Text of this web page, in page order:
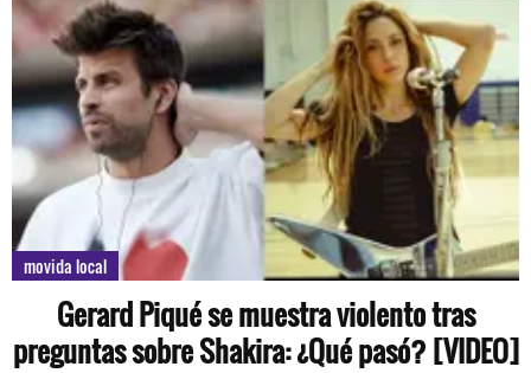
movida local
Gerard Piqué se muestra violento tras
preguntas sobre Shakira: ¿Qué pasó? [VIDEO]